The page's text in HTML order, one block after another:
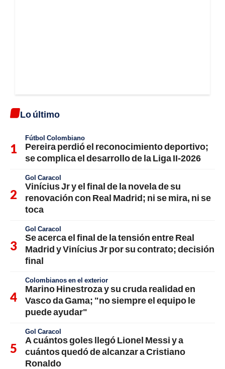
Lo último
Fútbol Colombiano
Pereira perdió el reconocimiento deportivo;
se complica el desarrollo de la Liga II-2026
Gol Caracol
Vinícius Jr y el final de la novela de su
renovación con Real Madrid; ni se mira, ni se
toca
Gol Caracol
Se acerca el final de la tensión entre Real
Madrid y Vinícius Jr por su contrato; decisión
final
Colombianos en el exterior
Marino Hinestroza y su cruda realidad en
Vasco da Gama; "no siempre el equipo le
puede ayudar"
Gol Caracol
A cuántos goles llegó Lionel Messi y a
cuántos quedó de alcanzar a Cristiano
Ronaldo